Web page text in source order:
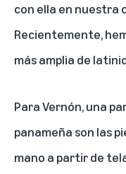
con ella en nuestra
Recientemente,
más amplia de
Para Vernón, una
panameña son las
mano a partir de